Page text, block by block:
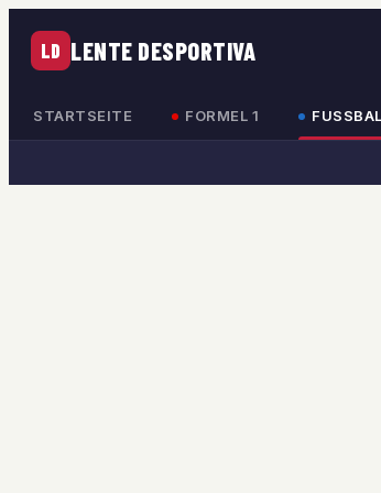
LD LENTE DESPORTIVA
STARTSEITE FORMEL 1 FUSSBALL